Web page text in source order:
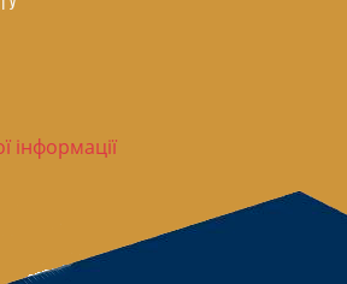
інформації